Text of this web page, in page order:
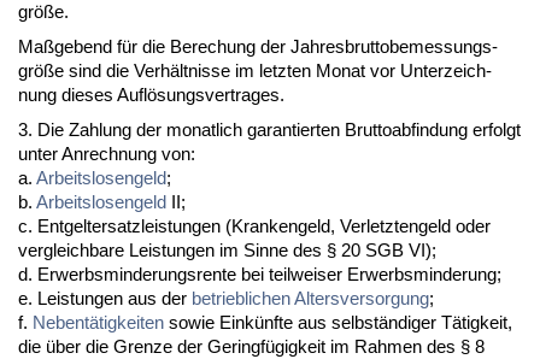
größe.
Maßge­bend für die Be­re­chung der Jah­res­brut­to­be­mes­sungs­
größe sind die Verhält­nis­se im letz­ten Mo­nat vor Un­ter­zeich­
nung die­ses Auflösungs­ver­tra­ges.
3. Die Zah­lung der mo­nat­lich ga­ran­tier­ten Brut­to­ab­fin­dung er­folgt
un­ter An­rech­nung von:
a. Ar­beits­lo­sen­geld;
b. Ar­beits­lo­sen­geld II;
c. Ent­gel­ter­satz­leis­tun­gen (Kran­ken­geld, Ver­letz­ten­geld oder
ver­gleich­ba­re Leis­tun­gen im Sin­ne des § 20 SGB VI);
d. Er­werbs­min­de­rungs­ren­te bei teil­wei­ser Er­werbs­min­de­rung;
e. Leis­tun­gen aus der be­trieb­li­chen Al­ters­ver­sor­gung;
f. Ne­bentätig­kei­ten so­wie Einkünf­te aus selbständi­ger Tätig­keit,
die über die Gren­ze der Ge­ringfügig­keit im Rah­men des § 8